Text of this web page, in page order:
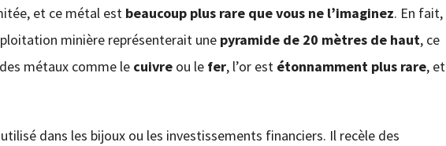
et ce métal est beaucoup plus rare que vous ne l’imaginez. En fait,
minière représenterait une pyramide de 20 mètres de haut, ce
métaux comme le cuivreou le fer, l’or est étonnamment plus rare, et
dans les bijoux ou les investissements financiers. Il recèle des